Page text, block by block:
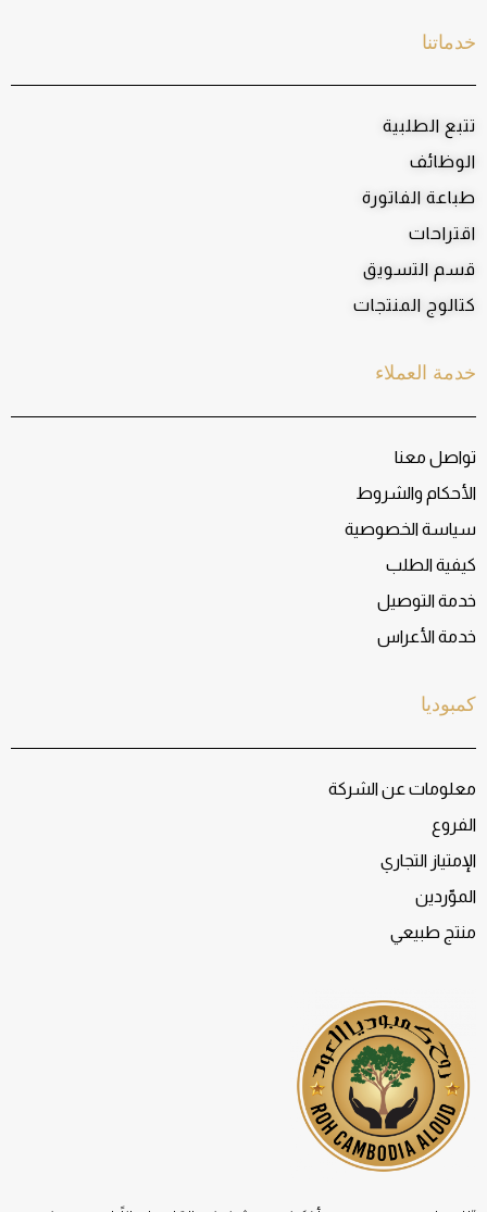
كمبوديا
معلومات عن الشركة
الفروع
الإمتياز التجاري
الموّردين
منتج طبيعي
خدمة العملاء
تواصل معنا
الأحكام والشروط
سياسة الخصوصية
كيفية الطلب
خدمة التوصيل
خدمة الأعراس
خدماتنا
تتبع الطلبية
الوظائف
طباعة الفاتورة
اقتراحات
قسم التسويق
كتالوج المنتجات